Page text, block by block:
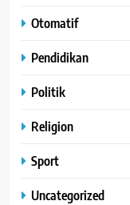
Otomatif
Pendidikan
Politik
Religion
Sport
Uncategorized